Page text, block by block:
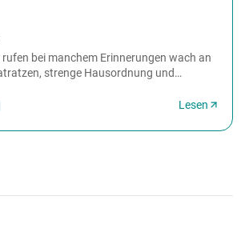
bei manchem Erinnerungen wach an
strenge Hausordnung und
Lesen